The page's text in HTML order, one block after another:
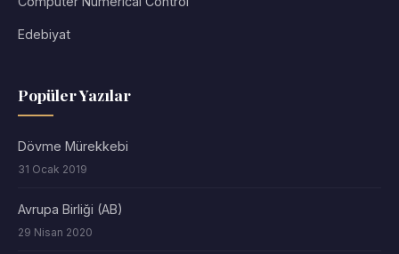
Edebiyat
Popüler Yazılar
Dövme Mürekkebi
31 Ocak 2019
Avrupa Birliği (AB)
29 Nisan 2020